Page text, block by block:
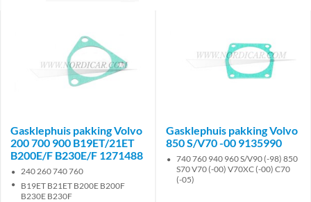
Gasklephuis pakking Volvo
200 700 900 B19ET/21ET
B200E/F B230E/F 1271488
240 260 740 760
B19ET B21ET B200E B200F
B230E B230F
Gasklephuis pakking Volvo
850 S/V70 -00 9135990
740 760 940 960 S/V90 (-98) 850
S70 V70 (-00) V70XC (-00) C70
(-05)